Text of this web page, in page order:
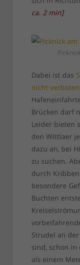
ca. 2 min]
Dabei ist das
nicht verboten
Brücken darf
Leider bieten
den Wittlaer
dazu an, bei
zu suchen.
durch
besondere
Buchten
Strudel an
sind, schon in
als einem